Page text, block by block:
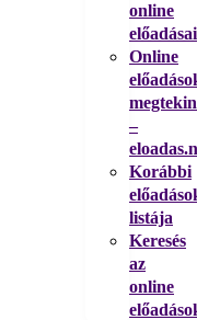
online
előadásai
Online
–
Korábbi
listája
Keresés
az
online